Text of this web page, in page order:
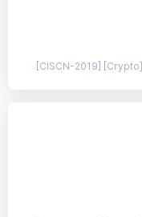
[CISCN-2019] [Crypto]